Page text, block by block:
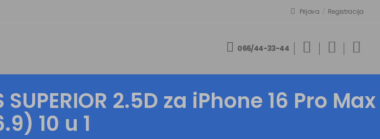
Prijava / Registracija
066/44-33-44
2.5D za iPhone 16 Pro Max
10 u 1